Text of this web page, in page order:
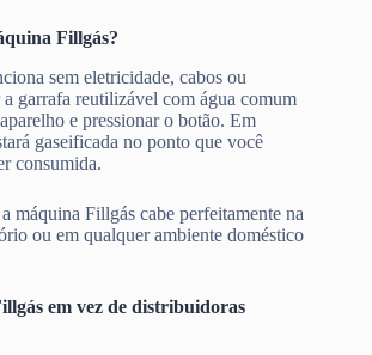
Fillgás?
sem eletricidade, cabos ou
a garrafa reutilizável com água comum
e pressionar o botão. Em
gaseificada no ponto que você
consumida.
máquina Fillgás cabe perfeitamente na
ou em qualquer ambiente doméstico
em vez de distribuidoras